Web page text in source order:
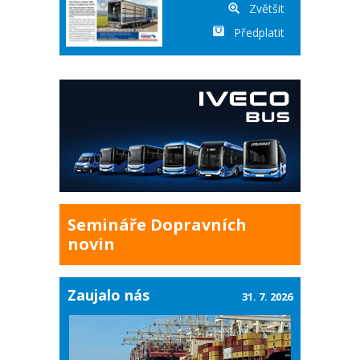
Zvětšit
Předplatit
Semináře Dopravních
novin
Zaujalo nás 31. 7. 2026